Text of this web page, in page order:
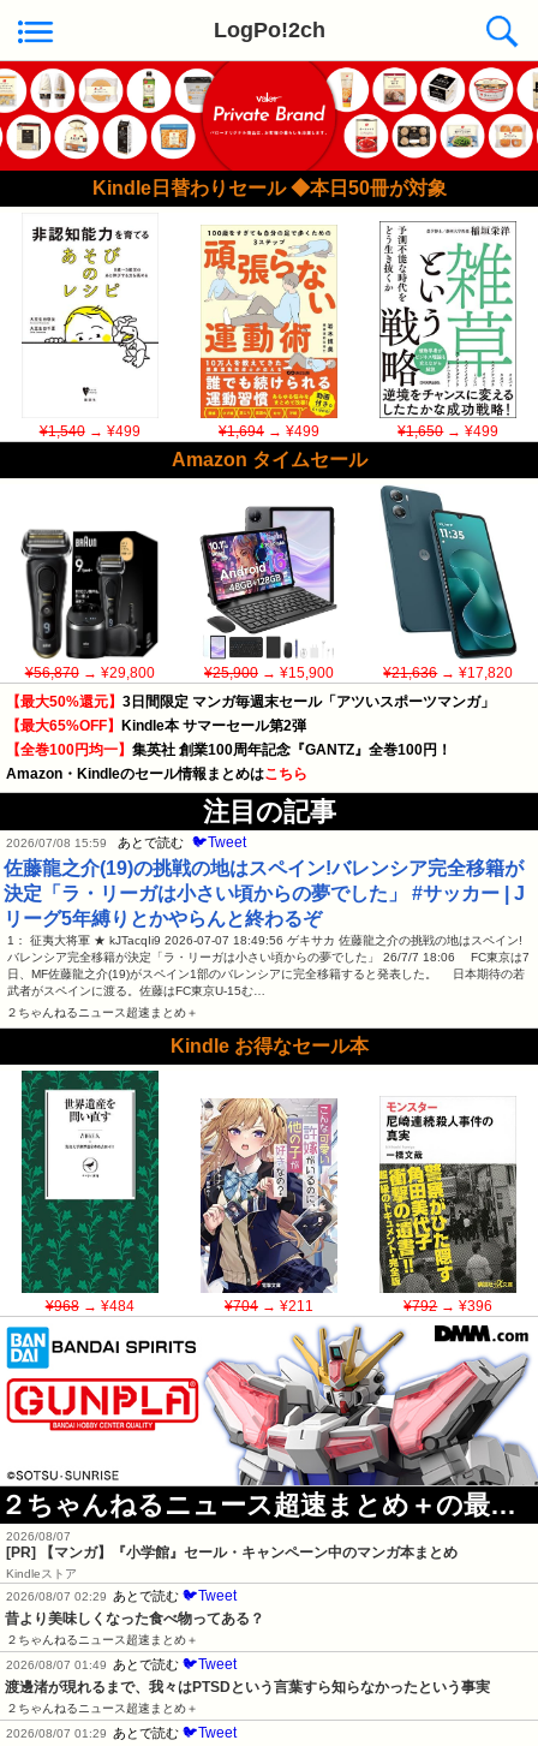
LogPo!2ch
Kindle日替わりセール ◆本日50冊が対象
¥1,540→ ¥499 ¥1,694→ ¥499 ¥1,650→ ¥499
Amazon タイムセール
¥56,870→ ¥29,800 ¥25,900→ ¥15,900 ¥21,636→ ¥17,820
【最大50%還元】 3日間限定 マンガ毎週末セール「アツいスポーツマンガ」
【最大65%OFF】
Kindle本 サマーセール第2弾
【全巻100円均一】 集英社 創業100周年記念『GANTZ』全巻100円！
Amazon・Kindleのセール情報まとめはこちら
注目の記事
2026/07/08 15:59 あとで読む 🐦Tweet
佐藤龍之介(19)の挑戦の地はスペイン!バレンシア完全移籍が
決定「ラ・リーガは小さい頃からの夢でした」 #サッカー | J
リーグ5年縛りとかやらんと終わるぞ
1： 征夷大将軍 ★ kJTacqIi9 2026-07-07 18:49:56 ゲキサカ 佐藤龍之介の挑戦の地はスペイン!
バレンシア完全移籍が決定「ラ・リーガは小さい頃からの夢でした」 26/7/7 18:06 FC東京は7
日、MF佐藤龍之介(19)がスペイン1部のバレンシアに完全移籍すると発表した。 日本期待の若
武者がスペインに渡る。佐藤はFC東京U-15む…
２ちゃんねるニュース超速まとめ＋
Kindle お得なセール本
¥968→ ¥484 ¥704→ ¥211 ¥792→ ¥396
２ちゃんねるニュース超速まとめ＋の最新記事
2026/08/07
[PR] 【マンガ】『小学館』セール・キャンペーン中のマンガ本まとめ
Kindleストア
2026/08/07 02:29
あとで読む 🐦Tweet
昔より美味しくなった食べ物ってある？
２ちゃんねるニュース超速まとめ＋
2026/08/07 01:49
あとで読む 🐦Tweet
渡邊渚が現れるまで、我々はPTSDという言葉すら知らなかったという事実
２ちゃんねるニュース超速まとめ＋
2026/08/07 01:29
あとで読む 🐦Tweet